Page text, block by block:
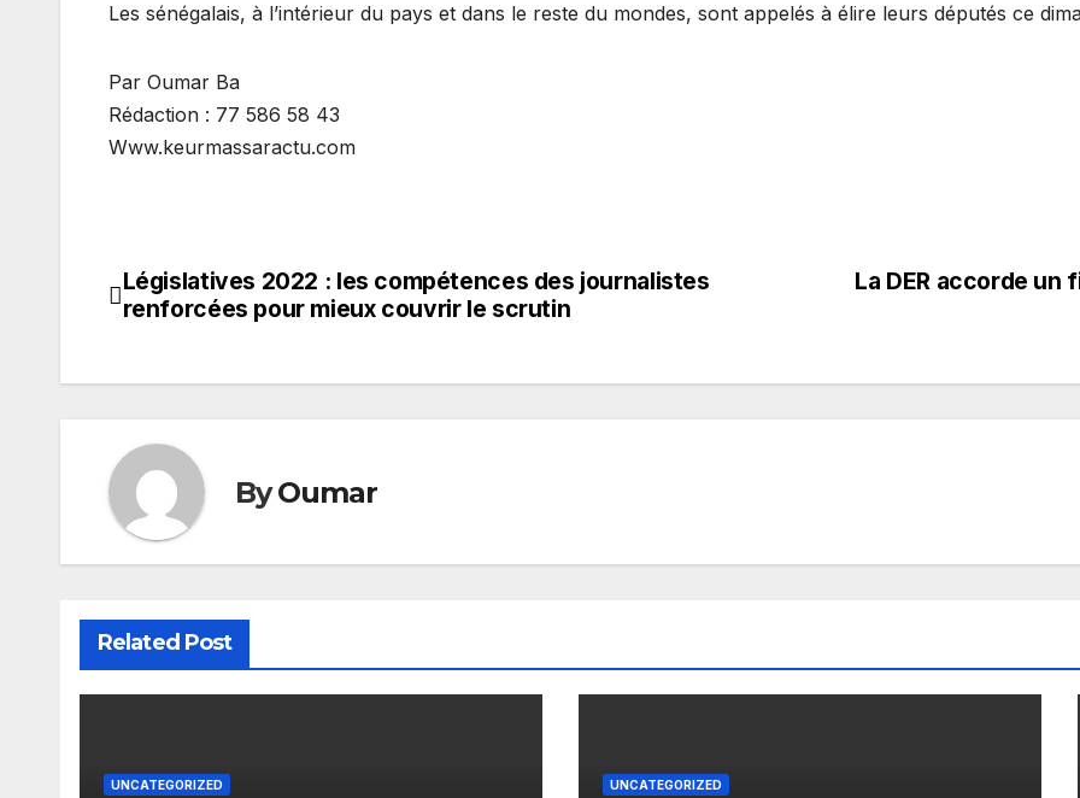
Les sénégalais, à l’intérieur du pays et dans le reste du mondes, sont appelés à élire leurs députés ce
Par Oumar Ba
Rédaction : 77 586 58 43
Www.keurmassaractu.com
Navigation
l’article
La DER accorde un
Législatives 2022 : les compétences des journalistes
renforcées pour mieux couvrir le scrutin
ByOumar
Related Post
UNCATEGORIZED UNCATEGORIZED